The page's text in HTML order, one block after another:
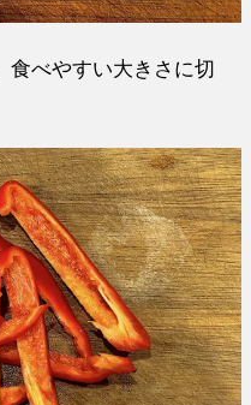
食べやすい大きさに切